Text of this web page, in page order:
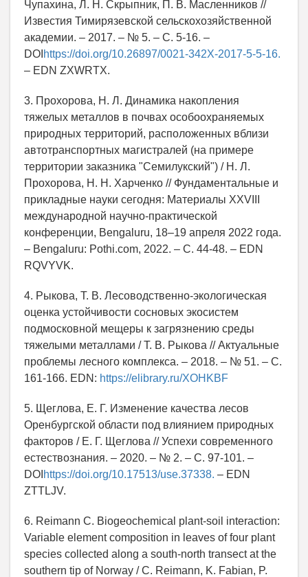
Чупахина, Л. Н. Скрыпник, П. В. Масленников //
Известия Тимирязевской сельскохозяйственной
академии. – 2017. – № 5. – С. 5-16. –
DOI https://doi.org/10.26897/0021-342X-2017-5-5-16.
– EDN ZXWRTX.
3. Прохорова, Н. Л. Динамика накопления
тяжелых металлов в почвах особоохраняемых
природных территорий, расположенных вблизи
автотранспортных магистралей (на примере
территории заказника "Семилукский") / Н. Л.
Прохорова, Н. Н. Харченко // Фундаментальные и
прикладные науки сегодня: Материалы XXVIII
международной научно-практической
конференции, Bengaluru, 18–19 апреля 2022 года.
– Bengaluru: Pothi.com, 2022. – С. 44-48. – EDN
RQVYVK.
4. Рыкова, Т. В. Лесоводственно-экологическая
оценка устойчивости сосновых экосистем
подмосковной мещеры к загрязнению среды
тяжелыми металлами / Т. В. Рыкова // Актуальные
проблемы лесного комплекса. – 2018. – № 51. – С.
161-166. EDN: https://elibrary.ru/XOHKBF
5. Щеглова, Е. Г. Изменение качества лесов
Оренбургской области под влиянием природных
факторов / Е. Г. Щеглова // Успехи современного
естествознания. – 2020. – № 2. – С. 97-101. –
DOI https://doi.org/10.17513/use.37338. – EDN
ZTTLJV.
6. Reimann С. Biogeochemical plant-soil interaction:
Variable element composition in leaves of four plant
species collected along a south-north transect at the
southern tip of Norway / C. Reimann, K. Fabian, P.